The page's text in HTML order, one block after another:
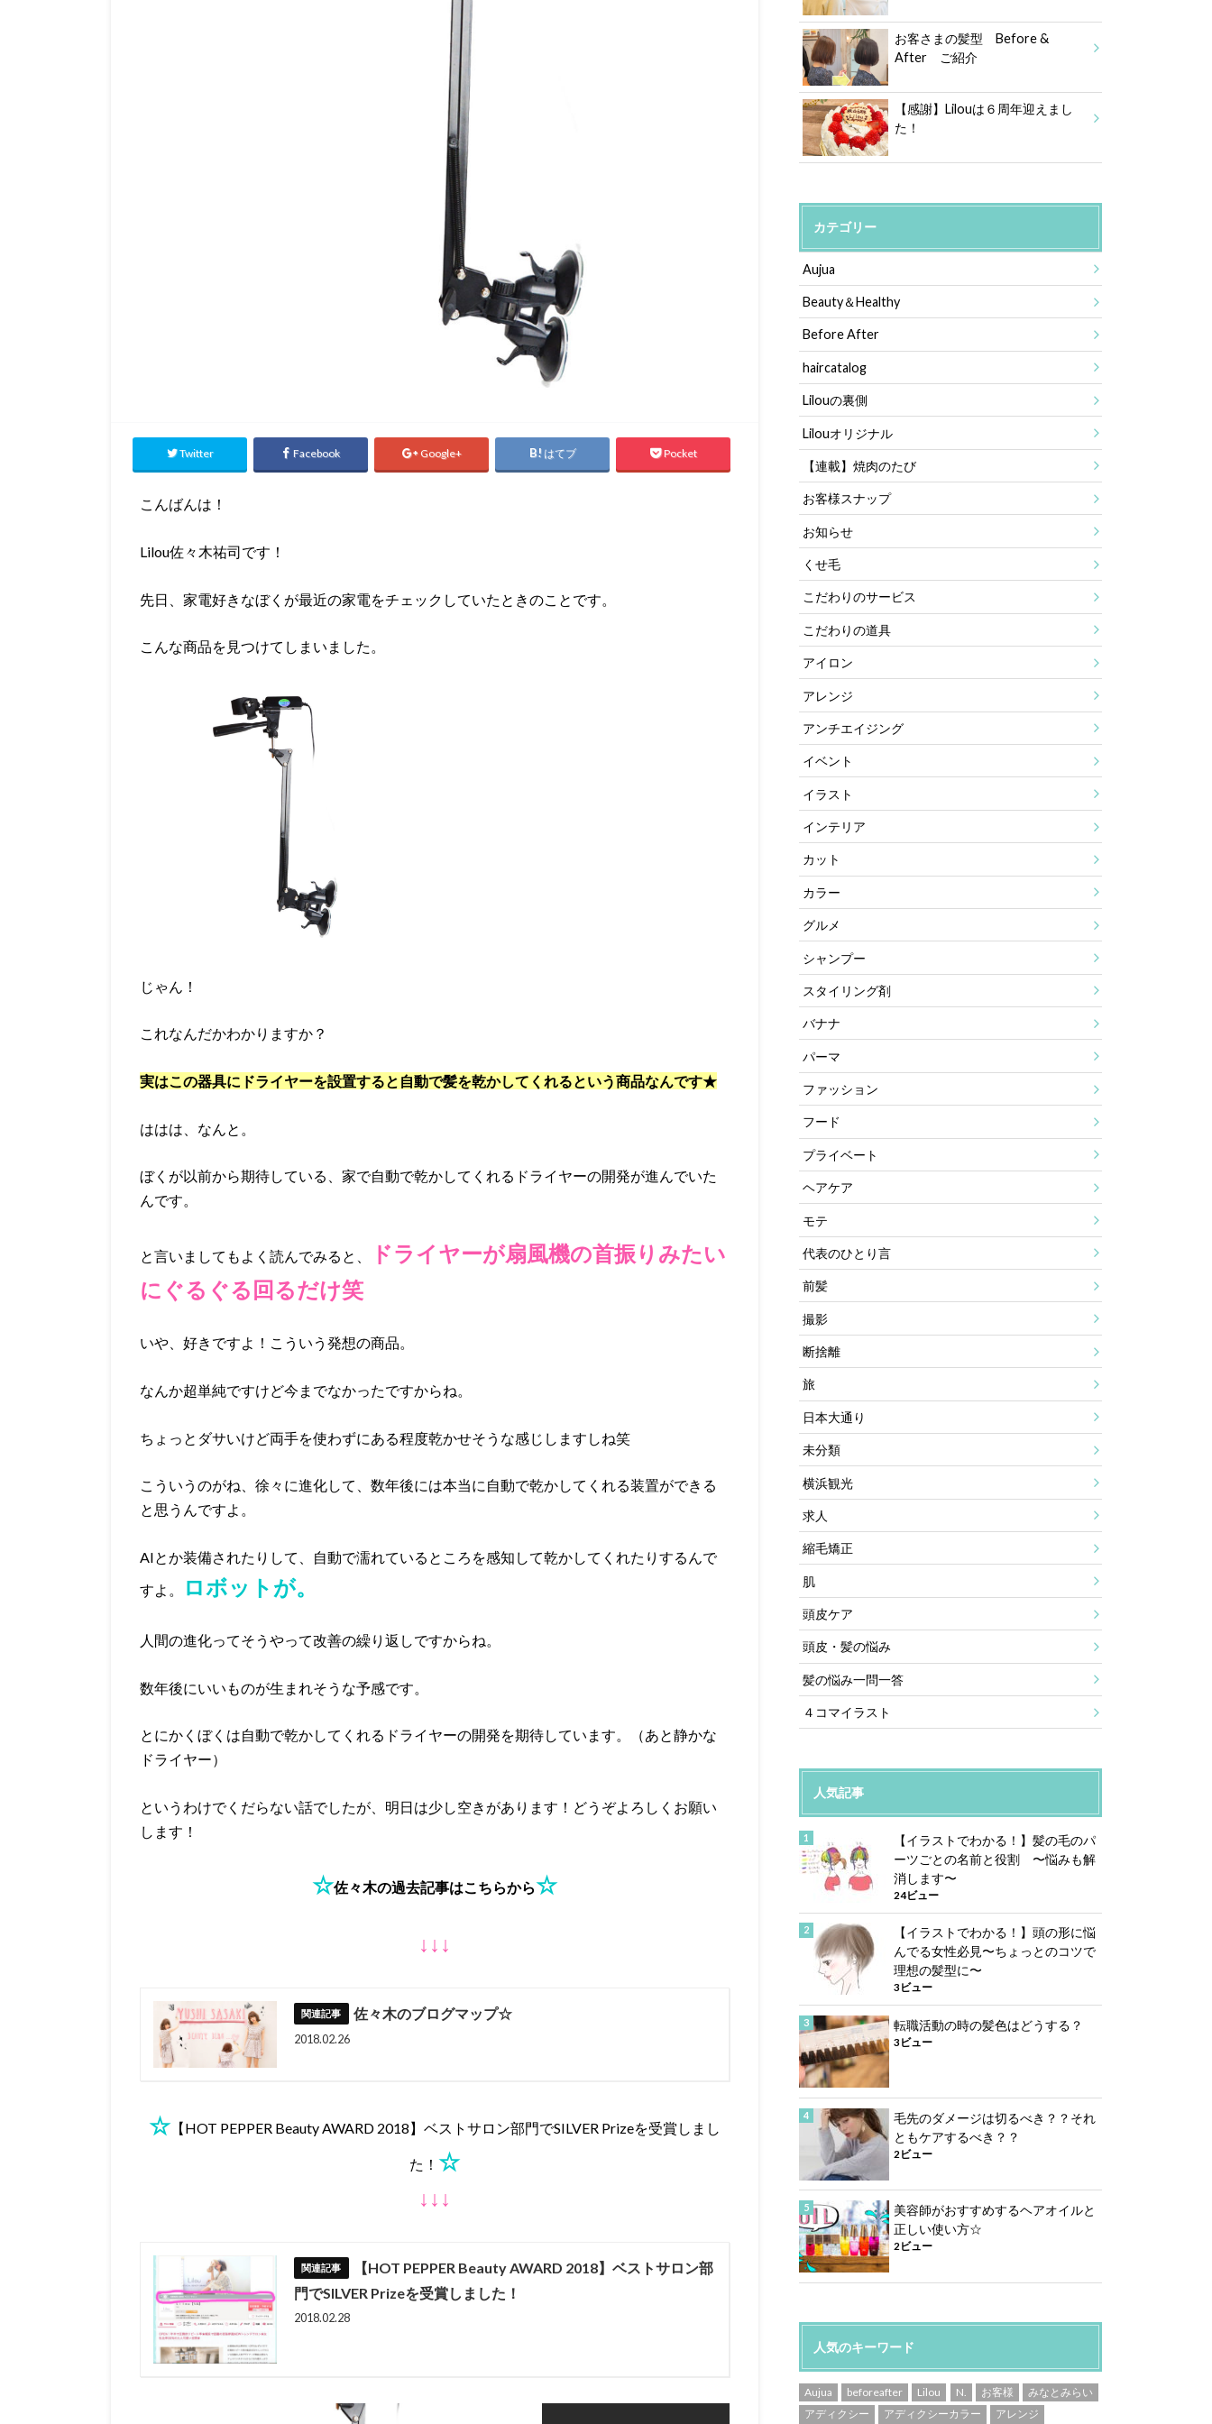
Twitter Facebook Google+ はてブ Pocket
こんばんは！
Lilou佐々木祐司です！
先日、家電好きなぼくが最近の家電をチェックしていたときのことです。
こんな商品を見つけてしまいました。
じゃん！
これなんだかわかりますか？
実はこの器具にドライヤーを設置すると自動で髪を乾かしてくれるという商品なんです★
ははは、なんと。
ぼくが以前から期待している、家で自動で乾かしてくれるドライヤーの開発が進んでいた
んです。
と言いましてもよく読んでみると、
ドライヤーが扇風機の首振りみたい
にぐるぐる回るだけ笑
いや、好きですよ！こういう発想の商品。
なんか超単純ですけど今までなかったですからね。
ちょっとダサいけど両手を使わずにある程度乾かせそうな感じしますしね笑
こういうのがね、徐々に進化して、数年後には本当に自動で乾かしてくれる装置ができる
と思うんですよ。
AIとか装備されたりして、自動で濡れているところを感知して乾かしてくれたりするんで
すよ。
ロボットが。
人間の進化ってそうやって改善の繰り返しですからね。
数年後にいいものが生まれそうな予感です。
とにかくぼくは自動で乾かしてくれるドライヤーの開発を期待しています。（あと静かな
ドライヤー）
というわけでくだらない話でしたが、明日は少し空きがあります！どうぞよろしくお願い
します！
☆佐々木の過去記事はこちらから☆
↓↓↓
佐々木のブログマップ☆
2018.02.26
☆【HOT PEPPER Beauty AWARD 2018】ベストサロン部門でSILVER Prizeを受賞しまし
た！ ☆
↓↓↓
【HOT PEPPER Beauty AWARD 2018】ベストサロン部
門でSILVER Prizeを受賞しました！
2018.02.28
お客さまの髪型 Before &
After ご紹介
【感謝】Lilouは６周年迎えまし
た！
カテゴリー
Aujua
Beauty＆Healthy
Before After
haircatalog
Lilouの裏側
Lilouオリジナル
【連載】焼肉のたび
お客様スナップ
お知らせ
くせ毛
こだわりのサービス
こだわりの道具
アイロン
アレンジ
アンチエイジング
イベント
イラスト
インテリア
カット
カラー
グルメ
シャンプー
スタイリング剤
バナナ
パーマ
ファッション
フード
プライベート
ヘアケア
モテ
代表のひとり言
前髪
撮影
断捨離
旅
日本大通り
未分類
横浜観光
求人
縮毛矯正
肌
頭皮ケア
頭皮・髪の悩み
髪の悩み一問一答
４コマイラスト
人気記事
【イラストでわかる！】髪の毛のパ
ーツごとの名前と役割 〜悩みも解
消します〜
24ビュー
【イラストでわかる！】頭の形に悩
んでる女性必見〜ちょっとのコツで
理想の髪型に〜
3ビュー
転職活動の時の髪色はどうする？
3ビュー
毛先のダメージは切るべき？？それ
ともケアするべき？？
2ビュー
美容師がおすすめするヘアオイルと
正しい使い方☆
2ビュー
人気のキーワード
Aujua beforeafter Lilou N. お客様
みなとみらい
アディクシー
アディクシーカラー アレンジ